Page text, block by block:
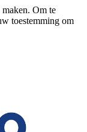
Om te
toestemming om